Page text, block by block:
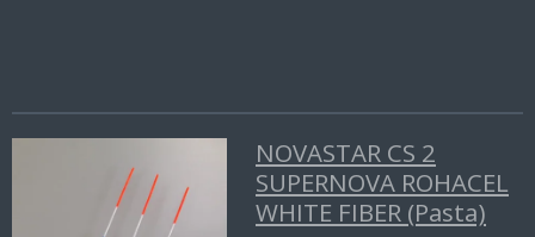
NOVASTAR CS 2
SUPERNOVA ROHACEL
WHITE FIBER (Pasta)